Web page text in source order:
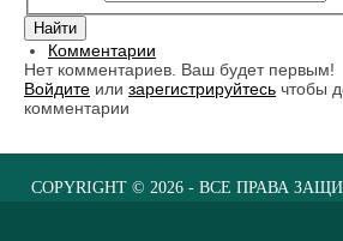
Комментарии
Нет комментариев. Ваш будет первым!
Войдите или зарегистрируйтесь чтобы
комментарии
COPYRIGHT © 2026 - ВСЕ ПРАВА